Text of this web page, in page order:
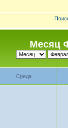
Месяц
Среда